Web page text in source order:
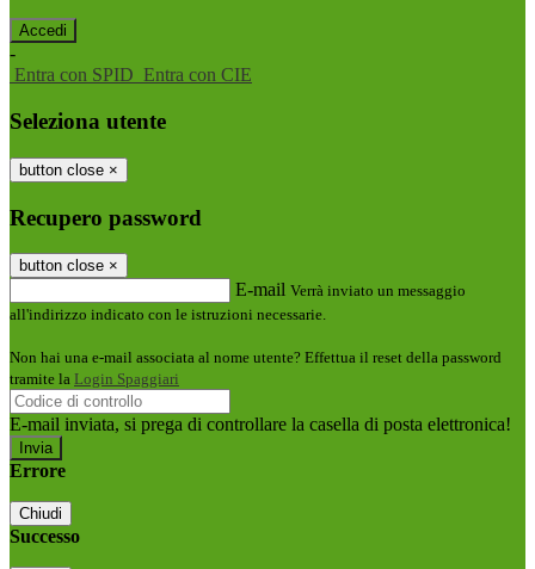
-
Entra con SPID Entra con CIE
Seleziona utente
button close ×
Recupero password
button close ×
E-mail Verrà inviato un messaggio
all'indirizzo indicato con le istruzioni necessarie.
Non hai una e-mail associata al nome utente? Effettua il reset della password
tramite la Login Spaggiari
E-mail inviata, si prega di controllare la casella di posta elettronica!
Errore
Chiudi
Successo